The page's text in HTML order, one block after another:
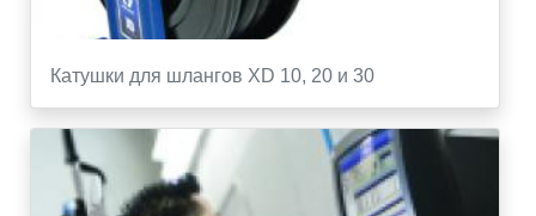
Катушки для шлангов XD 10, 20 и 30